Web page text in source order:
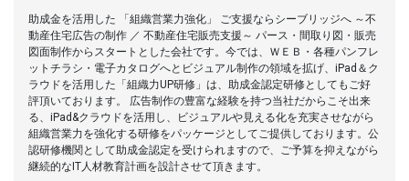
助成金を活用した 「組織営業力強化」 ご支援ならシーブリッジへ ～不
動産住宅広告の制作 ／ 不動産住宅販売支援～ パース・間取り図・販売
図面制作からスタートとした会社です。今では、ＷＥＢ・各種パンフレ
ットチラシ・電子カタログへとビジュアル制作の領域を拡げ、iPad＆ク
ラウドを活用した「組織力UP研修」は、助成金認定研修としてもご好
評頂いております。 広告制作の豊富な経験を持つ当社だからこそ出来
る、iPad&クラウドを活用し、ビジュアルや見える化を充実させながら
組織営業力を強化する研修をパッケージとしてご提供しております。公
認研修機関として助成金認定を受けられますので、ご予算を抑えながら
継続的なIT人材教育計画を設計させて頂きます。